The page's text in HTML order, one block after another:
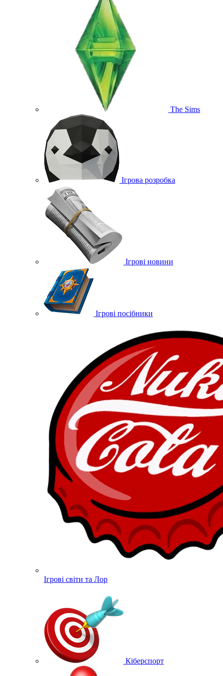
The Sims
Ігрова розробка
Ігрові новини
Ігрові посібники
Ігрові світи та Лор
Кіберспорт